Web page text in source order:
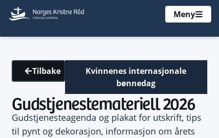
Meny
Tilbake
Kvinnenes internasjonale
bønnedag
Gudstjenestemateriell 2026
Gudstjenesteagenda og plakat for utskrift, tips
til pynt og dekorasjon, informasjon om årets